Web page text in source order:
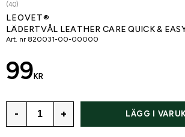
(40)
LEOVET®
LÄDERTVÅL LEATHER CARE QUICK &
Art. nr 820031-00-00000
99 KR
- + LÄGG I